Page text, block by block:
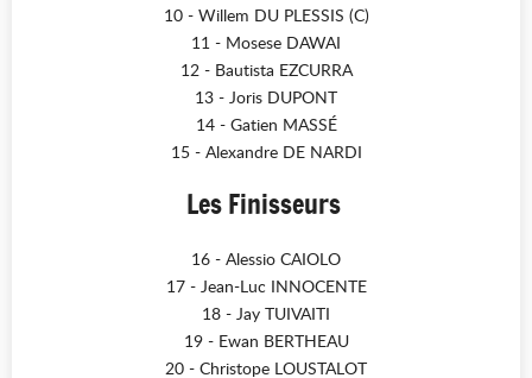
10 - Willem DU PLESSIS (C)
11 - Mosese DAWAI
12 - Bautista EZCURRA
13 - Joris DUPONT
14 - Gatien MASSÉ
15 - Alexandre DE NARDI
Les Finisseurs
16 - Alessio CAIOLO
17 - Jean-Luc INNOCENTE
18 - Jay TUIVAITI
19 - Ewan BERTHEAU
20 - Christope LOUSTALOT